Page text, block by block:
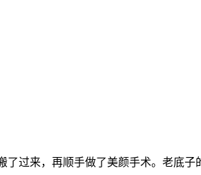
了过来，再顺手做了美颜手术。老底子